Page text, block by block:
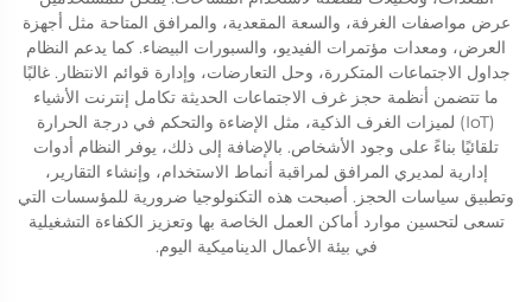
عرض مواصفات الغرفة، والسعة المقعدية، والمرافق المتاحة مثل أجهزة
العرض، ومعدات مؤتمرات الفيديو، والسبورات البيضاء. كما يدعم النظام
جداول الاجتماعات المتكررة، وحل التعارضات، وإدارة قوائم الانتظار. غالبًا
ما تتضمن أنظمة حجز غرف الاجتماعات الحديثة تكامل إنترنت الأشياء
(IoT) لميزات الغرف الذكية، مثل الإضاءة والتحكم في درجة الحرارة
تلقائيًا بناءً على وجود الأشخاص. بالإضافة إلى ذلك، يوفر النظام أدوات
إدارية لمديري المرافق لمراقبة أنماط الاستخدام، وإنشاء التقارير،
وتطبيق سياسات الحجز. أصبحت هذه التكنولوجيا ضرورية للمؤسسات التي
تسعى لتحسين موارد أماكن العمل الخاصة بها وتعزيز الكفاءة التشغيلية
في بيئة الأعمال الديناميكية اليوم.